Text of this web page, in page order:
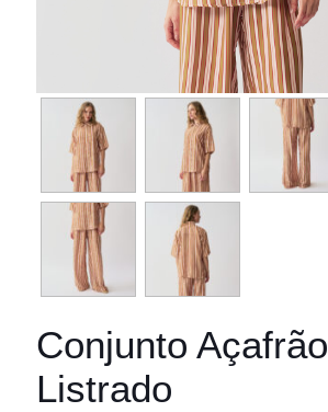
Conjunto Açafrão
Listrado